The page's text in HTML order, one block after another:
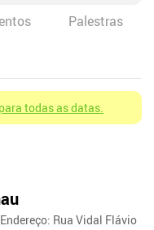
Palestras
todas as datas.
Rua Vidal Flávio